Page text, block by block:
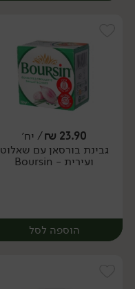
יח׳
23.90
₪/ יח׳
גבינת בורסאן עם שאלוט
ועירית - Boursin
הוספה לסל